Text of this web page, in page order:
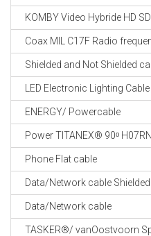
KOMBY Video Hybride HD
Coax MIL C17F Radio
Shielded and Not Shielded
LED Electronic Lighting Cable
ENERGY/ Powercable
Power TITANEX® 90ᵒ
Phone Flat cable
Data/Network cable Shielded
Data/Network cable
TASKER®/ vanOostvoorn